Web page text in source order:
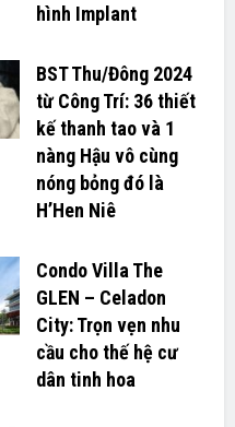
hình Implant
BST Thu/Đông 2024
từ Công Trí: 36 thiết
kế thanh tao và 1
nàng Hậu vô cùng
nóng bỏng đó là
H’H­­­­en Niê
Condo Villa The
GLEN – Celadon
City: Trọn vẹn nhu
cầu cho thế hệ cư
dân tinh hoa